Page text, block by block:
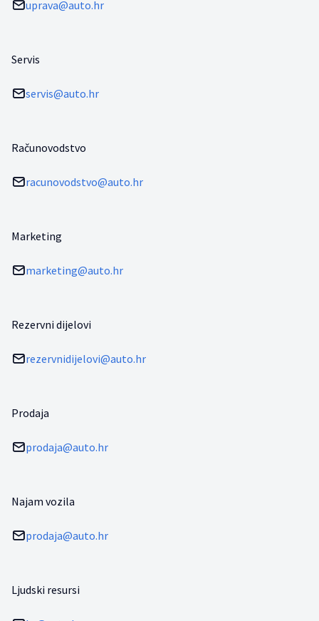
uprava@auto.hr
Servis
servis@auto.hr
Računovodstvo
racunovodstvo@auto.hr
Marketing
marketing@auto.hr
Rezervni dijelovi
rezervnidijelovi@auto.hr
Prodaja
prodaja@auto.hr
Najam vozila
prodaja@auto.hr
Ljudski resursi